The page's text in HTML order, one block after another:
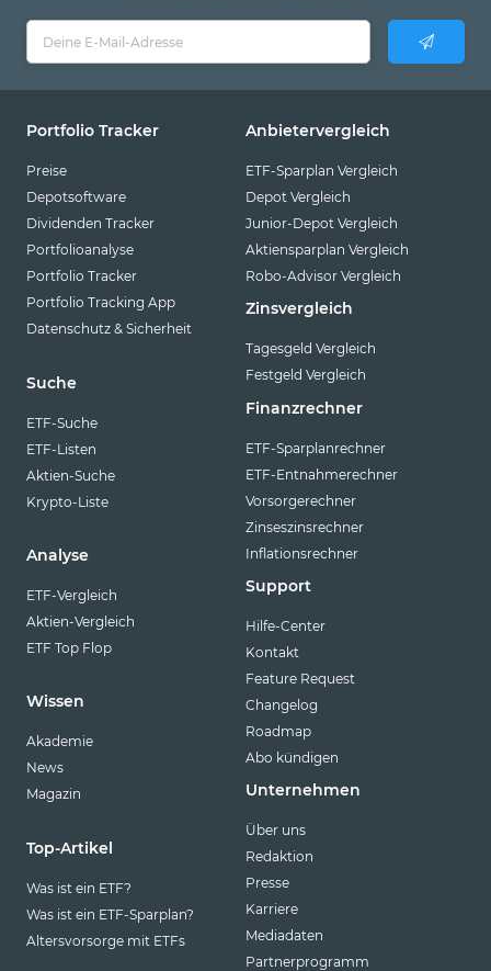
Portfolio Tracker
Preise
Depotsoftware
Dividenden Tracker
Portfolioanalyse
Portfolio Tracker
Portfolio Tracking App
Datenschutz & Sicherheit
Suche
ETF-Suche
ETF-Listen
Aktien-Suche
Krypto-Liste
Analyse
ETF-Vergleich
Aktien-Vergleich
ETF Top Flop
Wissen
Akademie
News
Magazin
Top-Artikel
Was ist ein ETF?
Was ist ein ETF-Sparplan?
Altersvorsorge mit ETFs
Anbietervergleich
ETF-Sparplan Vergleich
Depot Vergleich
Junior-Depot Vergleich
Aktiensparplan Vergleich
Robo-Advisor Vergleich
Zinsvergleich
Tagesgeld Vergleich
Festgeld Vergleich
Finanzrechner
ETF-Sparplanrechner
ETF-Entnahmerechner
Vorsorgerechner
Zinseszinsrechner
Inflationsrechner
Support
Hilfe-Center
Kontakt
Feature Request
Changelog
Roadmap
Abo kündigen
Unternehmen
Über uns
Redaktion
Presse
Karriere
Mediadaten
Partnerprogramm